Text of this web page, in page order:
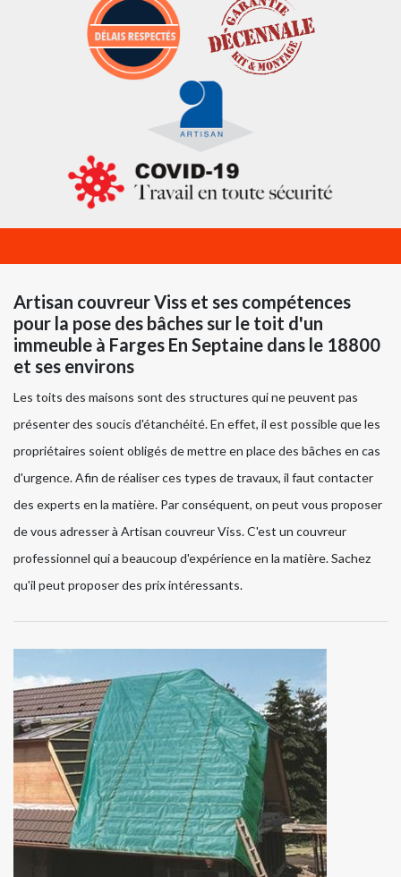
Artisan couvreur Viss et ses compétences
pour la pose des bâches sur le toit d'un
immeuble à Farges En Septaine dans le 18800
et ses environs
Les toits des maisons sont des structures qui ne peuvent pas
présenter des soucis d'étanchéité. En effet, il est possible que les
propriétaires soient obligés de mettre en place des bâches en cas
d'urgence. Afin de réaliser ces types de travaux, il faut contacter
des experts en la matière. Par conséquent, on peut vous proposer
de vous adresser à Artisan couvreur Viss. C'est un couvreur
professionnel qui a beaucoup d'expérience en la matière. Sachez
qu'il peut proposer des prix intéressants.